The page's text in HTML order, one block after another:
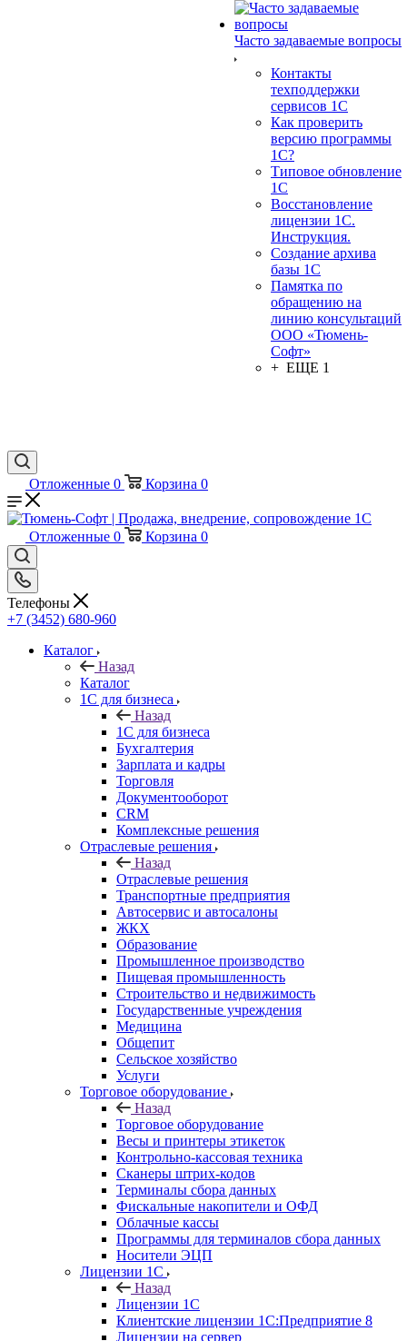
Часто задаваемые вопросы
Контакты
техподдержки
сервисов 1С
Как проверить
версию программы
1С?
Типовое обновление
1С
Восстановление
лицензии 1С.
Инструкция.
Создание архива
базы 1С
Памятка по
обращению на
линию консультаций
ООО «Тюмень-
Софт»
+ ЕЩЕ 1
Отложенные 0 Корзина 0
Отложенные 0 Корзина 0
Телефоны
+7 (3452) 680-960
Каталог
Назад
Каталог
1С для бизнеса
Назад
1С для бизнеса
Бухгалтерия
Зарплата и кадры
Торговля
Документооборот
CRM
Комплексные решения
Отраслевые решения
Назад
Отраслевые решения
Транспортные предприятия
Автосервис и автосалоны
ЖКХ
Образование
Промышленное производство
Пищевая промышленность
Строительство и недвижимость
Государственные учреждения
Медицина
Общепит
Сельское хозяйство
Услуги
Торговое оборудование
Назад
Торговое оборудование
Весы и принтеры этикеток
Контрольно-кассовая техника
Сканеры штрих-кодов
Терминалы сбора данных
Фискальные накопители и ОФД
Облачные кассы
Программы для терминалов сбора данных
Носители ЭЦП
Лицензии 1С
Назад
Лицензии 1С
Клиентские лицензии 1С:Предприятие 8
Лицензии на сервер